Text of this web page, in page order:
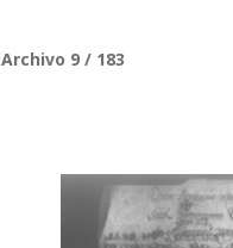
Archivo 9 / 183